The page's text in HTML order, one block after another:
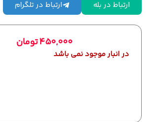
ارتباط در بله ارتباط در تلگرام
450,000تومان
در انبار موجود نمی باشد